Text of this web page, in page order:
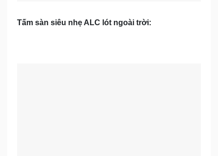
Tấm sàn siêu nhẹ ALC lót ngoài trời: